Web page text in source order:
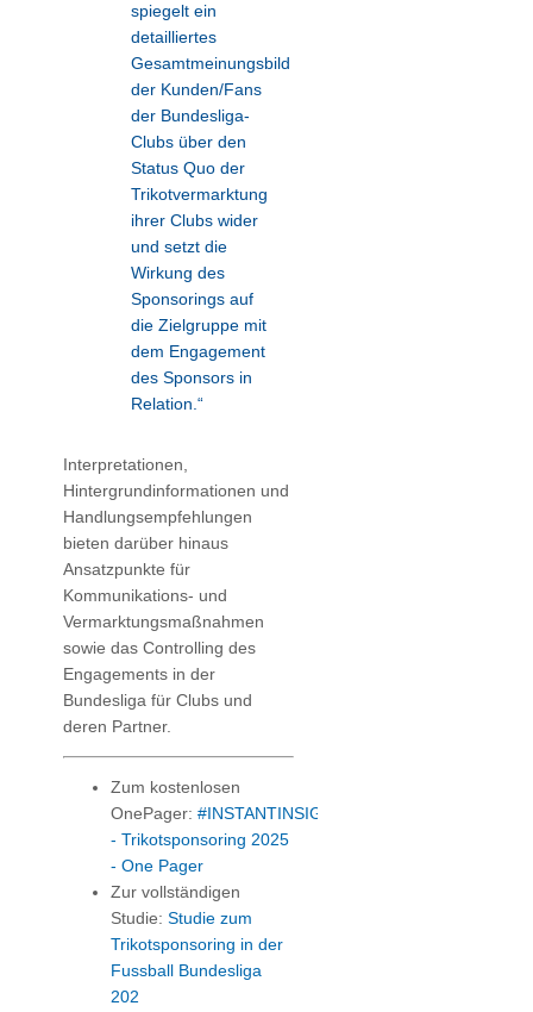
spiegelt ein
detailliertes
Gesamtmeinungsbild
der Kunden/Fans
der Bundesliga-
Clubs über den
Status Quo der
Trikotvermarktung
ihrer Clubs wider
und setzt die
Wirkung des
Sponsorings auf
die Zielgruppe mit
dem Engagement
des Sponsors in
Relation.“
Interpretationen,
Hintergrundinformationen und
Handlungsempfehlungen
bieten darüber hinaus
Ansatzpunkte für
Kommunikations- und
Vermarktungsmaßnahmen
sowie das Controlling des
Engagements in der
Bundesliga für Clubs und
deren Partner.
Zum kostenlosen
OnePager:#INSTANTINSIGHTS
- Trikotsponsoring 2025
- One Pager
Zur vollständigen
Studie:Studie zum
Trikotsponsoring in der
Fussball Bundesliga
202